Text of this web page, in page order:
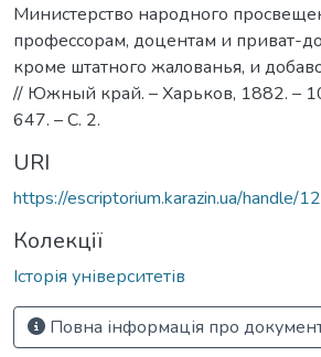
Министерство народного
профессорам, доцентам и приват-
кроме штатного жалованья, и
// Южный край. – Харьков, 1882. –
647. – С. 2.
URI
https://escriptorium.karazin.ua/
Колекції
Історія університетів
Повна інформація про